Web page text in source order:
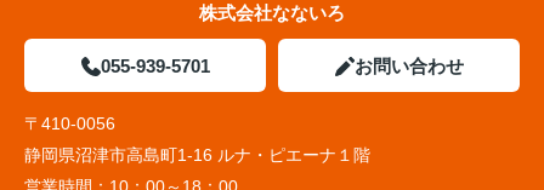
株式会社なないろ
055-939-5701 お問い合わせ
〒410-0056
静岡県沼津市高島町1-16 ルナ・ピエーナ１階
営業時間： 10：00～18：00